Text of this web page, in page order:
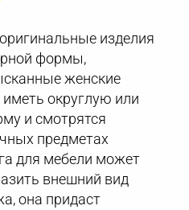
изделия
формы,
женские
округлую или
и смотрятся
предметах
для мебели может
внешний вид
она придаст